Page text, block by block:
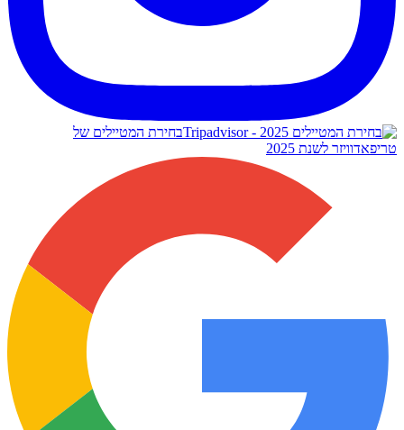
בחירת המטיילים של
טריפאדוויזר לשנת 2025